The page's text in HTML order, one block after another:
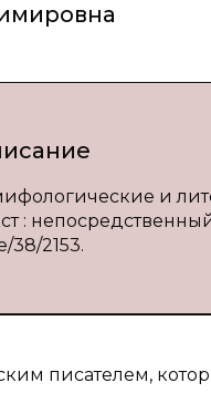
и
:
38/2153.
писателем,